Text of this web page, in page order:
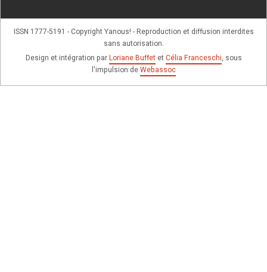
ISSN 1777-5191 - Copyright Yanous! - Reproduction et diffusion interdites
sans autorisation.
Design et intégration parLoriane Buffetet Célia Franceschi, sous
l'impulsion deWebassoc